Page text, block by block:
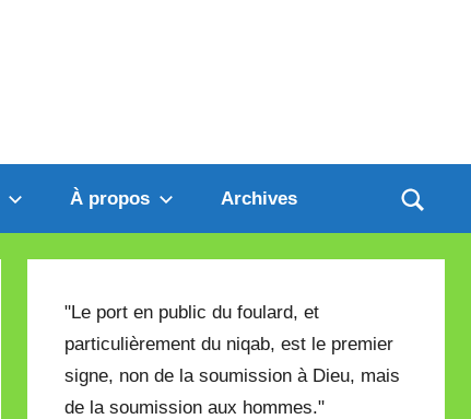
À propos Archives
"Le port en public du foulard, et
particulièrement du niqab, est le premier
signe, non de la soumission à Dieu, mais
de la soumission aux hommes."